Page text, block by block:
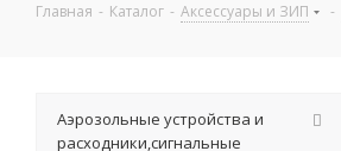
Главная - Каталог - Аксессуары и ЗИП -
Аэрозольные устройства и
расходники,сигнальные